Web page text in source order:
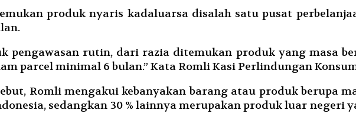
produk nyaris kadaluarsa disalah satu pusat
pengawasan rutin, dari razia ditemukan produk yang masa
parcel minimal 6 bulan.” Kata Romli Kasi Perlindungan
Romli mengakui kebanyakan barang atau produk berupa
sedangkan 30 % lainnya merupakan produk luar negeri